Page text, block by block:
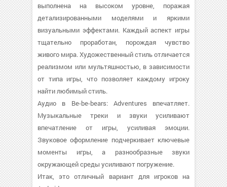
выполнена на высоком уровне, поражая
детализированными моделями и яркими
визуальными эффектами. Каждый аспект игры
тщательно проработан, порождая чувство
живого мира. Художественный стиль отличается
реализмом или мультяшностью, в зависимости
от типа игры, что позволяет каждому игроку
найти любимый стиль.
Аудио в Be-be-bears: Adventures впечатляет.
Музыкальные треки и звуки усиливают
впечатление от игры, усиливая эмоции.
Звуковое оформление подчеркивает ключевые
моменты игры, а разнообразные звуки
окружающей среды усиливают погружение.
Итак, это отличный вариант для игроков на